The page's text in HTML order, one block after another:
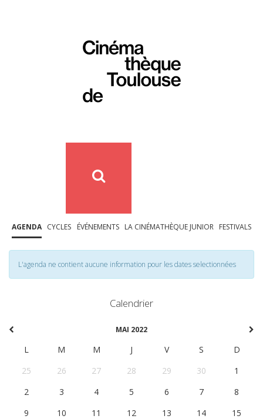
AGENDA CYCLES ÉVÉNEMENTS LA CINÉMATHÈQUE JUNIOR FESTIVALS
L'agenda ne contient aucune information pour les dates selectionnées
Calendrier
MAI 2022
L M M J V S
D
25
26 27 28 29 30
1
2
3 4 5 6 7
8
9
10 11 12 13 14
15